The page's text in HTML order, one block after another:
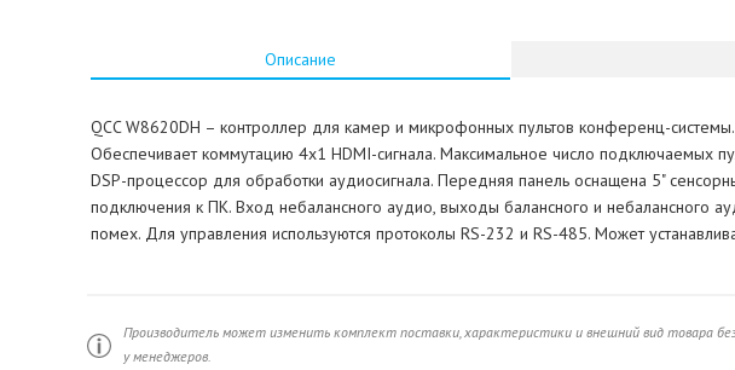
Описание
QCC W8620DH – контроллер для камер и микрофонных пультов конференц-
Обеспечивает коммутацию 4x1 HDMI-сигнала. Максимальное число подключаемых
DSP-процессор для обработки аудиосигнала. Передняя панель оснащена 5"
подключения к ПК. Вход небалансного аудио, выходы балансного и небалансного
помех. Для управления используются протоколы RS-232 и RS-485. Может
Производитель может изменить комплект поставки, характеристики и внешний вид товара
у менеджеров.